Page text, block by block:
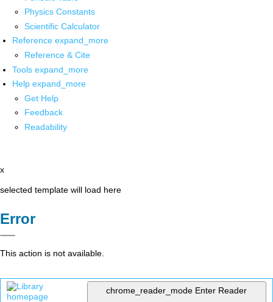
Physics Constants
Scientific Calculator
Reference expand_more
Reference & Cite
Tools expand_more
Help expand_more
Get Help
Feedback
Readability
x
selected template will load here
Error
This action is not available.
chrome_reader_mode Enter Reader